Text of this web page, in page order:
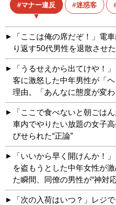
マナー違反 迷惑客
「ここは俺の席だぞ！」電
り返す50代男性を退散させ
「うるせえから出てけや！
客に激怒した中年男性が「ヘ
理由。「あんなに態度が変わ
「ここで食べないと朝ごは
車内でやりたい放題の女子
びせられた“正論”
「いいから早く開けんか！
を盗もうとした中年女性が
た瞬間、同僚の男性が“神対
「次の入荷はいつ？」レジ